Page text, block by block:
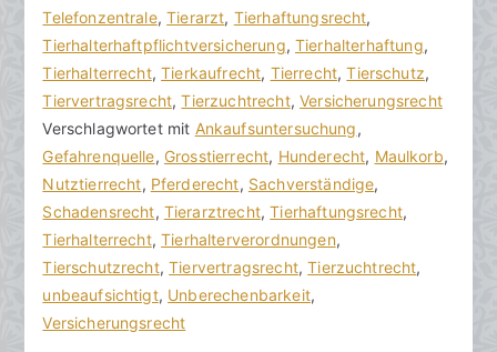
r
a
k
R
e
c
h
t
s
a
n
w
a
g
v
e
r
ö
f
f
e
n
t
l
Telefonzentrale,Tierarzt, Tierhaftungsrecht,
Tierhalterhaftpflichtversicherung,Tierhalterhaftung,
Tierhalterrecht,Tierkaufrecht, Tierrecht,Tierschutz,
Tiervertragsrecht,Tierzuchtrecht,Versicherungsrecht
Verschlagwortet mit Ankaufsuntersuchung,
Gefahrenquelle, Grosstierrecht, Hunderecht, Maulkorb,
Nutztierrecht, Pferderecht, Sachverständige,
Schadensrecht, Tierarztrecht,Tierhaftungsrecht,
Tierhalterrecht,Tierhalterverordnungen,
Tierschutzrecht,Tiervertragsrecht,Tierzuchtrecht,
unbeaufsichtigt, Unberechenbarkeit,
Versicherungsrecht
K
o
m
m
e
n
t
a
r
e
zu
Öffentlich-